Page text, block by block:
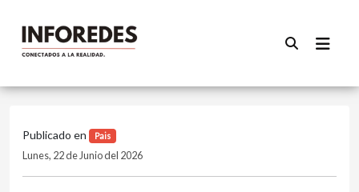
Publicado en Pais
Lunes, 22 de Junio del 2026